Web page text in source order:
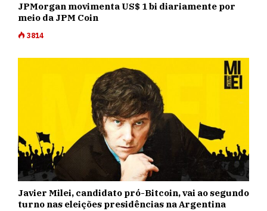
JPMorgan movimenta US$ 1 bi diariamente por
meio da JPM Coin
3814
Javier Milei, candidato pró-Bitcoin, vai ao segundo
turno nas eleições presidências na Argentina